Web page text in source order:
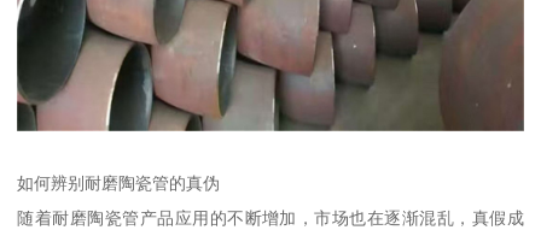
如何辨别耐磨陶瓷管的真伪
随着耐磨陶瓷管产品应用的不断增加，市场也在逐渐混乱，真假成